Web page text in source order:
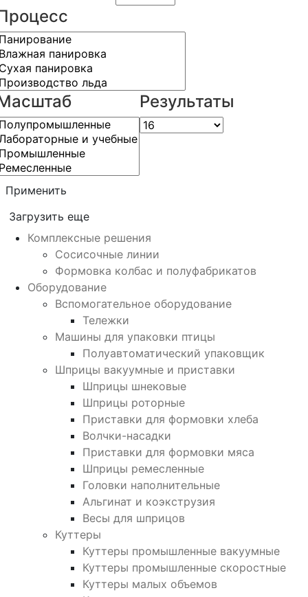
Результаты
Применить
Загрузить еще
Комплексные решения
Сосисочные линии
Формовка колбас и полуфабрикатов
Оборудование
Вспомогательное оборудование
Тележки
Машины для упаковки птицы
Полуавтоматический упаковщик
Шприцы вакуумные и приставки
Шприцы шнековые
Шприцы роторные
Приставки для формовки хлеба
Волчки-насадки
Приставки для формовки мяса
Шприцы ремесленные
Головки наполнительные
Альгинат и коэкструзия
Весы для шприцов
Куттеры
Куттеры промышленные вакуумные
Куттеры промышленные скоростные
Куттеры малых объемов